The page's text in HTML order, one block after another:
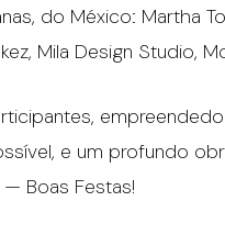
do México: Martha
Mila Design Studio,
e um profundo
Boas Festas!